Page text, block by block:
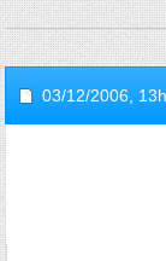
03/12/2006,